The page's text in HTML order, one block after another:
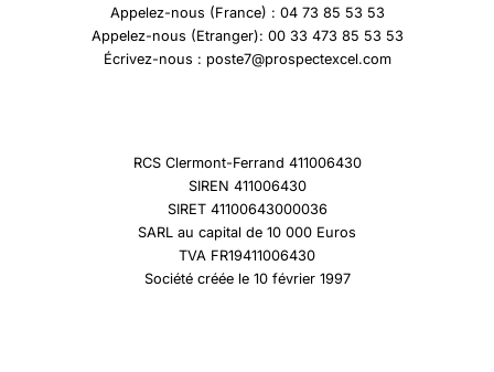
Appelez-nous (France) : 04 73 85 53 53
Appelez-nous (Etranger): 00 33 473 85 53 53
Écrivez-nous : poste7@prospectexcel.com
RCS Clermont-Ferrand 411006430
SIREN 411006430
SIRET 41100643000036
SARL au capital de 10 000 Euros
TVA FR19411006430
Société créée le 10 février 1997